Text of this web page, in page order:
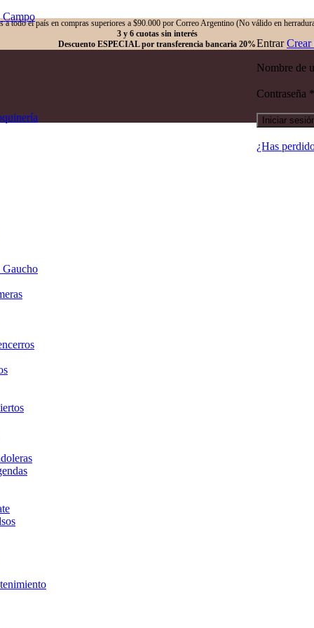
a todo el país en compras superiores a $90.000 por Correo Argentino (No válido en
3 y 6 cuotas sin interés
Descuento ESPECIAL por transferencia bancaria 20%
Campo
Gaucho
EntrarCrear
Nombre de
Contraseña *
Iniciar
¿Has